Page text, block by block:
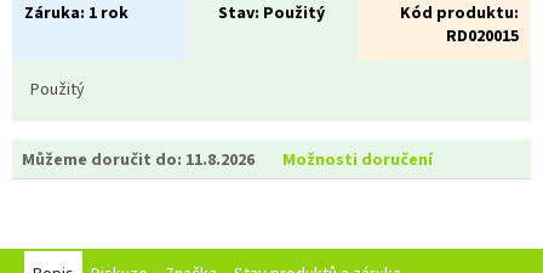
Záruka: 1 rok Stav: Použitý
Kód produktu:
RD020015
Použitý
Můžeme doručit do: 11.8.2026 Možnosti doručení